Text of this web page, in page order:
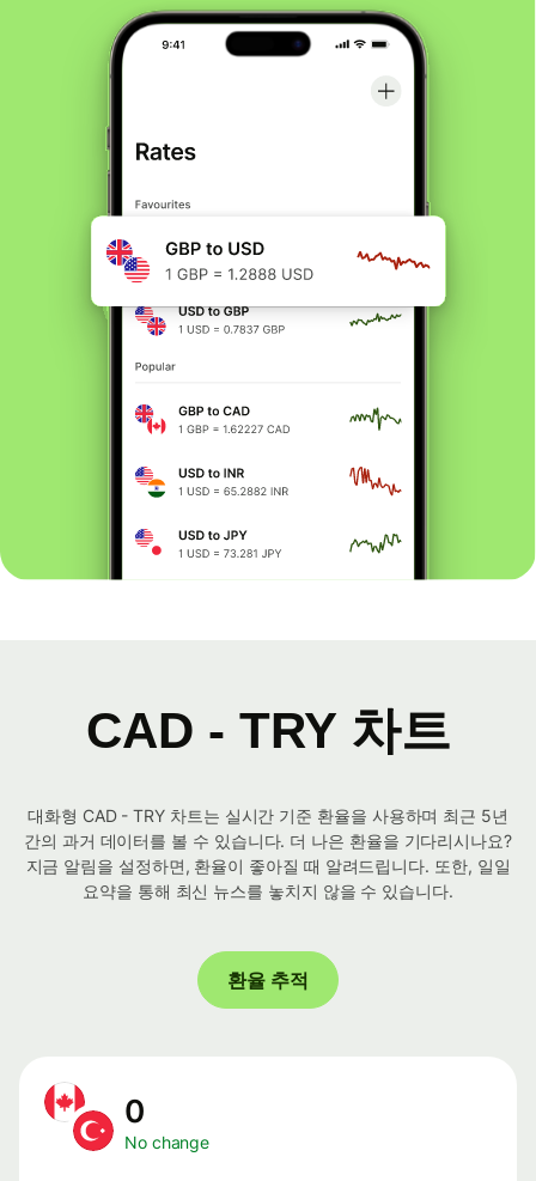
CAD - TRY 차트
대화형 CAD - TRY 차트는 실시간 기준 환율을 사용하며 최근 5년
간의 과거 데이터를 볼 수 있습니다. 더 나은 환율을 기다리시나요?
지금 알림을 설정하면, 환율이 좋아질 때 알려드립니다. 또한, 일일
요약을 통해 최신 뉴스를 놓치지 않을 수 있습니다.
환율 추적
0
No change